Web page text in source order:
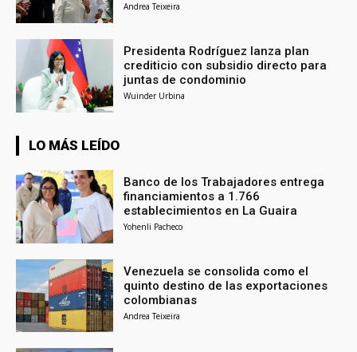
Andrea Teixeira
Presidenta Rodríguez lanza plan
crediticio con subsidio directo para
juntas de condominio
Wuinder Urbina
LO MÁS LEÍDO
Banco de los Trabajadores entrega
financiamientos a 1.766
establecimientos en La Guaira
Yohenli Pacheco
Venezuela se consolida como el
quinto destino de las exportaciones
colombianas
Andrea Teixeira